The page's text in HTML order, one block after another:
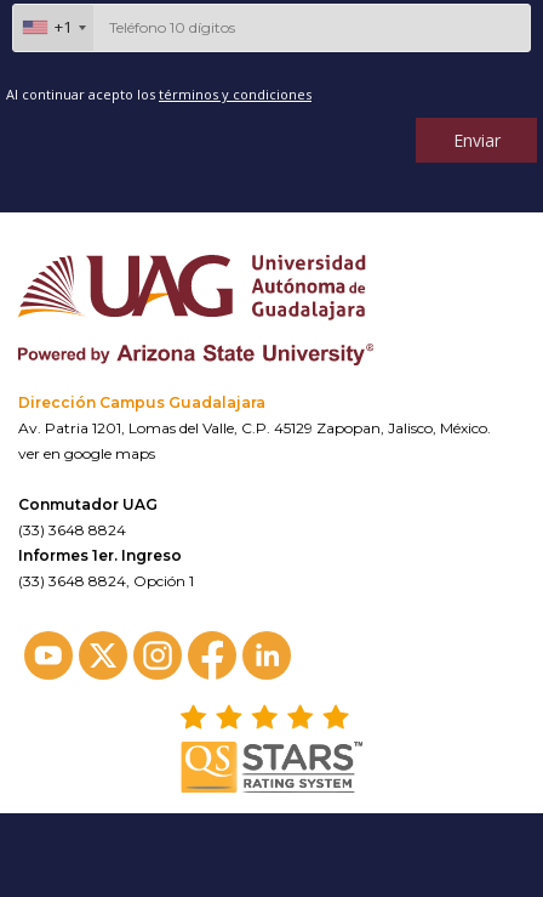
+1
Al continuar acepto los términos y condiciones
Enviar
Dirección Campus Guadalajara
Av. Patria 1201, Lomas del Valle, C.P. 45129 Zapopan, Jalisco, México.
ver en google maps
Conmutador UAG
(33) 3648 8824
Informes 1er. Ingreso
(33) 3648 8824, Opción 1